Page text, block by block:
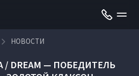
НОВОСТИ
/ DREAM — ПОБЕДИТЕЛЬ